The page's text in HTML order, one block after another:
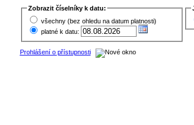
Zobrazit číselníky k datu:
všechny (bez ohledu na datum platnosti)
platné k datu:
Prohlášení o přístupnosti